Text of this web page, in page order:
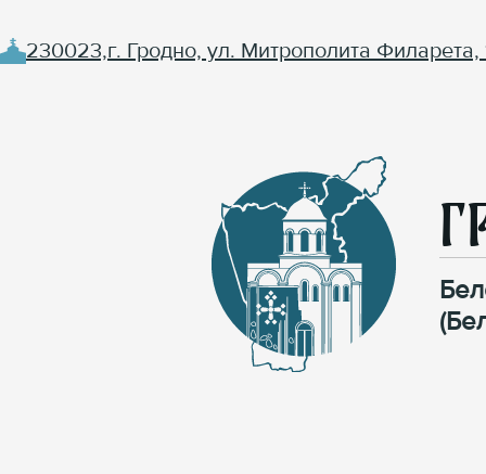
230023,г. Гродно, ул. Митрополита Филарета,